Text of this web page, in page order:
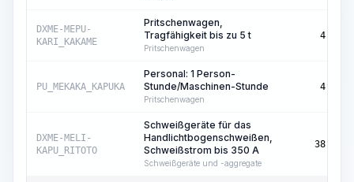
DXME-MEPU-
KARI_KAKAME
Pritschenwagen,
Tragfähigkeit bis zu 5 t
Pritschenwagen
4,75
PU_MEKAKA_KAPUKA
Personal: 1 Person-
Stunde/Maschinen-Stunde
Pritschenwagen
4,75
DXME-MELI-
KAPU_RITOTO
Schweißgeräte für das
Handlichtbogenschweißen,
Schweißstrom bis 350 A
Schweißgeräte und -aggregate
38,00